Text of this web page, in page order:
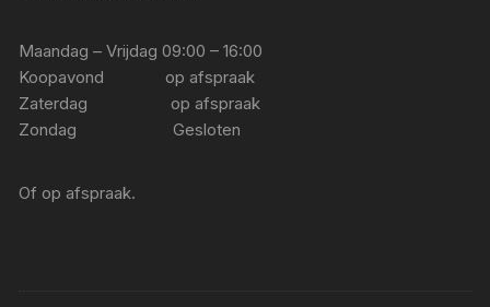
Maandag – Vrijdag 09:00 – 16:00
Koopavond op afspraak
Zaterdag op afspraak
Zondag Gesloten
Of op afspraak.